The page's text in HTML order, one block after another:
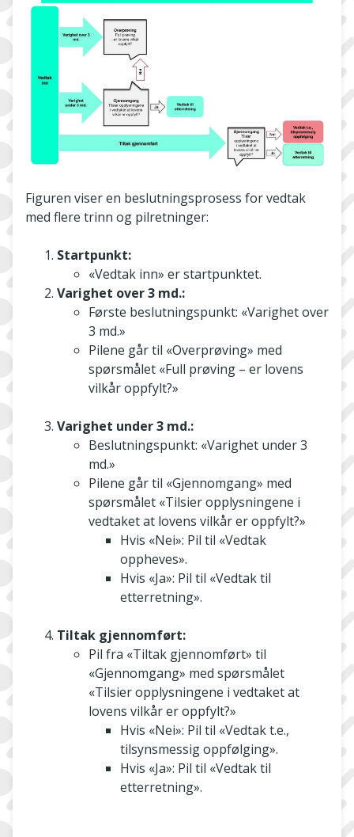
Figuren viser en beslutningsprosess for vedtak
med flere trinn og pilretninger:
Startpunkt:
«Vedtak inn» er startpunktet.
Varighet over 3 md.:
Første beslutningspunkt: «Varighet over
3 md.»
Pilene går til «Overprøving» med
spørsmålet «Full prøving – er lovens
vilkår oppfylt?»
Varighet under 3 md.:
Beslutningspunkt: «Varighet under 3
md.»
Pilene går til «Gjennomgang» med
spørsmålet «Tilsier opplysningene i
vedtaket at lovens vilkår er oppfylt?»
Hvis «Nei»: Pil til «Vedtak
oppheves».
Hvis «Ja»: Pil til «Vedtak til
etterretning».
Tiltak gjennomført:
Pil fra «Tiltak gjennomført» til
«Gjennomgang» med spørsmålet
«Tilsier opplysningene i vedtaket at
lovens vilkår er oppfylt?»
Hvis «Nei»: Pil til «Vedtak t.e.,
tilsynsmessig oppfølging».
Hvis «Ja»: Pil til «Vedtak til
etterretning».